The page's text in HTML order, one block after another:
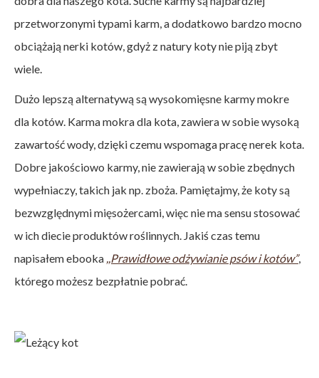
przetworzonymi typami karm, a dodatkowo bardzo mocno
obciążają nerki kotów, gdyż z natury koty nie piją zbyt
wiele.
Dużo lepszą alternatywą są wysokomięsne karmy mokre
dla kotów. Karma mokra dla kota, zawiera w sobie wysoką
zawartość wody, dzięki czemu wspomaga pracę nerek kota.
Dobre jakościowo karmy, nie zawierają w sobie zbędnych
wypełniaczy, takich jak np. zboża. Pamiętajmy, że koty są
bezwzględnymi mięsożercami, więc nie ma sensu stosować
w ich diecie produktów roślinnych. Jakiś czas temu
napisałem ebooka ,,Prawidłowe odżywianie psów i kotów”,
którego możesz bezpłatnie pobrać.